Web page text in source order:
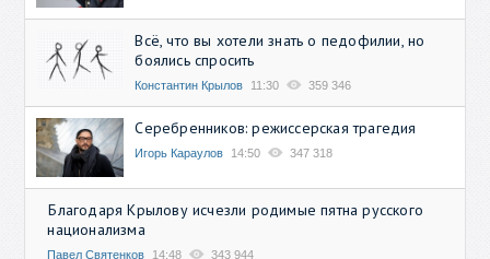
Всё, что вы хотели знать о педофилии, но
боялись спросить
Константин Крылов 11:30 359 346
Серебренников: режиссерская трагедия
Игорь Караулов 14:50 347 318
Благодаря Крылову исчезли родимые пятна русского
национализма
Павел Святенков 14:48 343 944